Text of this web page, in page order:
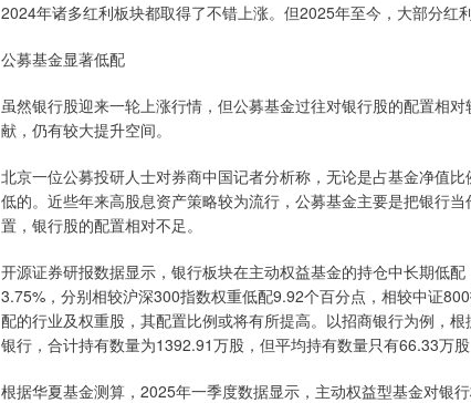
2024年诸多红利板块都取得了不错上涨。但2025年至今，大部分红
公募基金显著低配
虽然银行股迎来一轮上涨行情，但公募基金过往对银行股的配置相
献，仍有较大提升空间。
北京一位公募投研人士对券商中国记者分析称，无论是占基金净值
低的。近些年来高股息资产策略较为流行，公募基金主要是把银行
置，银行股的配置相对不足。
开源证券研报数据显示，银行板块在主动权益基金的持仓中长期低
3.75%，分别相较沪深300指数权重低配9.92个百分点，相较中证
配的行业及权重股，其配置比例或将有所提高。以招商银行为例，
银行，合计持有数量为1392.91万股，但平均持有数量只有66.33万
根据华夏基金测算，2025年一季度数据显示，主动权益型基金对银